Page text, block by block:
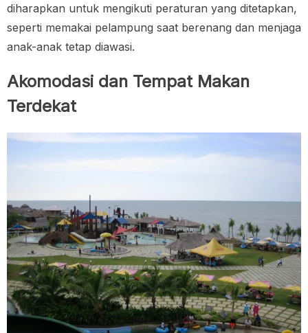
diharapkan untuk mengikuti peraturan yang ditetapkan,
seperti memakai pelampung saat berenang dan menjaga
anak-anak tetap diawasi.
Akomodasi dan Tempat Makan
Terdekat